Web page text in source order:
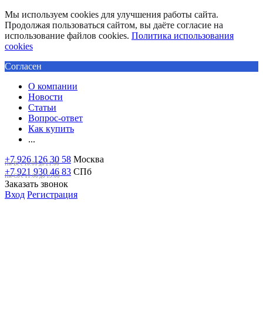
Мы используем cookies для улучшения работы сайта.
Продолжая пользоваться сайтом, вы даёте согласие на
использование файлов cookies. Политика использования
cookies
Согласен
О компании
Новости
Статьи
Вопрос-ответ
Как купить
...
+7 926 126 30 58 Москва
Пн-Вс с 10:00 до 21:00
+7 921 930 46 83 СПб
Пн-Сб c 11:00 до 19:00
Заказать звонок
Вход Регистрация